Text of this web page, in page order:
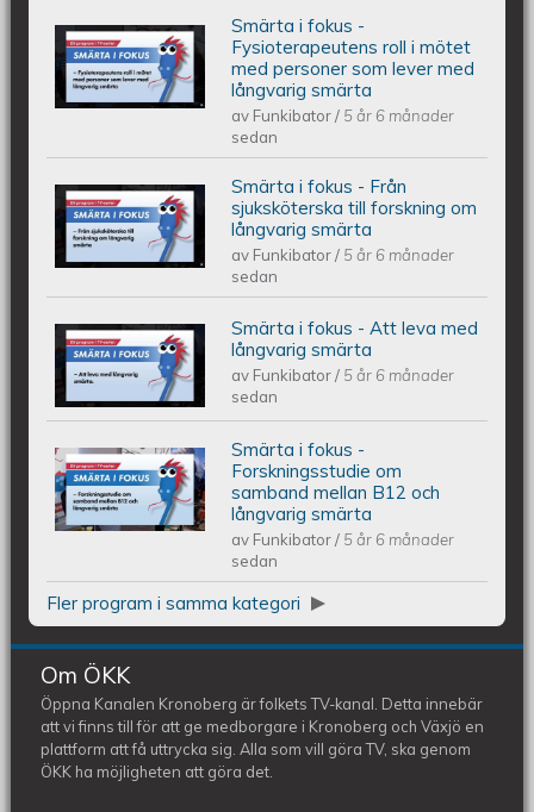
Smärta i fokus - Fysioterapeutens roll
i mötet med personer som lever med
långvarig smärta
Smärta i fokus -
Fysioterapeutens roll i mötet
med personer som lever med
långvarig smärta
av Funkibator/ 5 år 6 månader
sedan
Smärta i fokus - Från sjuksköterska
till forskning om långvarig smärta
Smärta i fokus - Från
sjuksköterska till forskning om
långvarig smärta
av Funkibator/ 5 år 6 månader
sedan
Smärta i fokus - Att leva med
långvarig smärta
Smärta i fokus - Att leva med
långvarig smärta
av Funkibator/ 5 år 6 månader
sedan
Smärta i fokus - Forskningsstudie om
samband mellan B12 och långvarig
smärta
Smärta i fokus -
Forskningsstudie om
samband mellan B12 och
långvarig smärta
av Funkibator/ 5 år 6 månader
sedan
Fler program i samma kategori
Om ÖKK
Öppna Kanalen Kronoberg är folkets TV-kanal. Detta innebär
att vi finns till för att ge medborgare i Kronoberg och Växjö en
plattform att få uttrycka sig. Alla som vill göra TV, ska genom
ÖKK ha möjligheten att göra det.